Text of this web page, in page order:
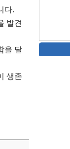
다.
발견
을 달
생존